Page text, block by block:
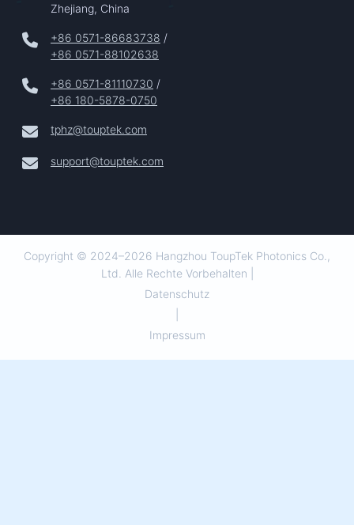
Zhejiang, China
+86 0571-86683738 /
+86 0571-88102638
+86 0571-81110730 /
+86 180-5878-0750
tphz@touptek.com
support@touptek.com
Copyright © 2024–2026 Hangzhou ToupTek Photonics Co.,
Ltd. Alle Rechte Vorbehalten |
Datenschutz
Impressum